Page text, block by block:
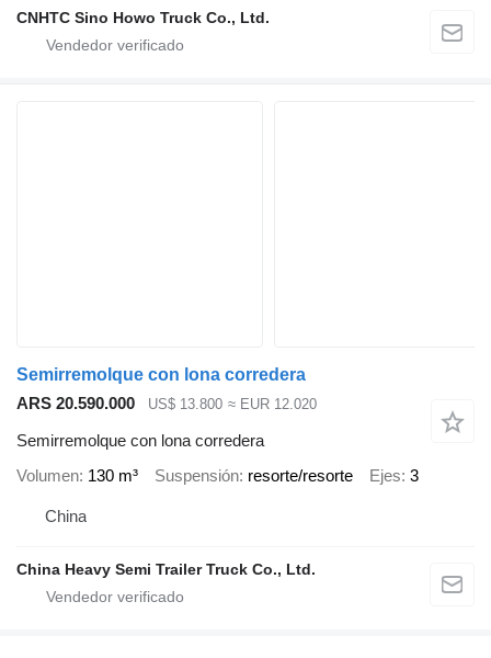
CNHTC Sino Howo Truck Co., Ltd.
Semirremolque con lona corredera
ARS 20.590.000
US$ 13.800 ≈ EUR 12.020
Semirremolque con lona corredera
Volumen 130 m³ Suspensión resorte/resorte Ejes 3
China
China Heavy Semi Trailer Truck Co., Ltd.